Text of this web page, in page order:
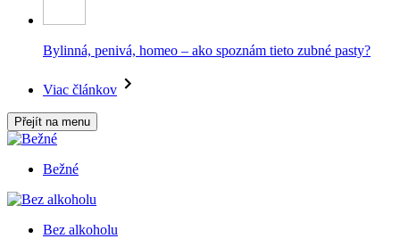
Bylinná, penivá, homeo – ako spoznám tieto zubné pasty?
Viac článkov
Přejít na menu
Bežné
Bez alkoholu